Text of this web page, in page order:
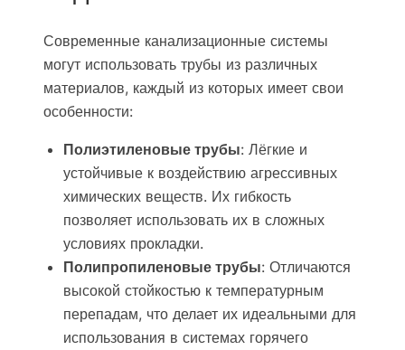
Современные канализационные системы
могут использовать трубы из различных
материалов, каждый из которых имеет свои
особенности:
Полиэтиленовые трубы: Лёгкие и
устойчивые к воздействию агрессивных
химических веществ. Их гибкость
позволяет использовать их в сложных
условиях прокладки.
Полипропиленовые трубы: Отличаются
высокой стойкостью к температурным
перепадам, что делает их идеальными для
использования в системах горячего